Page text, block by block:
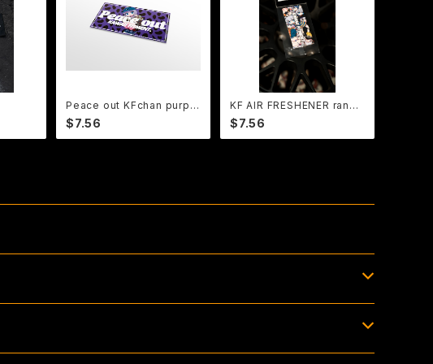
Peace out KFchan purple
animal ステッカー (グロス)
$7.56
KF AIR FRESHENER rando
m KF-chan
$7.56